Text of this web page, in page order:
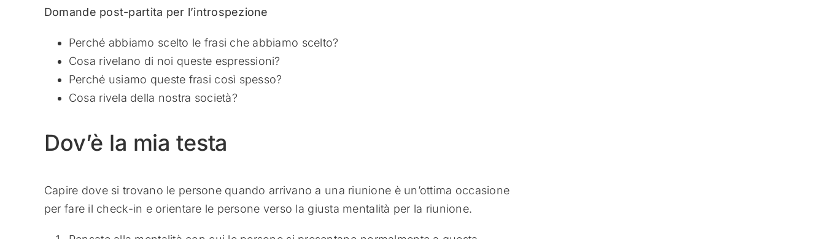
Domande post-partita per l’introspezione
Perché abbiamo scelto le frasi che abbiamo scelto?
Cosa rivelano di noi queste espressioni?
Perché usiamo queste frasi così spesso?
Cosa rivela della nostra società?
Dov’è la mia testa
Capire dove si trovano le persone quando arrivano a una riunione è un’ottima occasione
per fare il check-in e orientare le persone verso la giusta mentalità per la riunione.